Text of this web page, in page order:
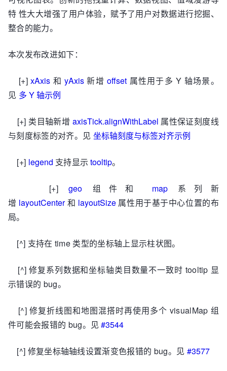
特 性大大增强了用户体验，赋予了用户对数据进行挖掘、
整合的能力。
本次发布改进如下：
[+]xAxis 和yAxis 新增offset 属性用于多 Y 轴场景。
见 多 Y 轴示例
[+] 类目轴新增 axisTick.alignWithLabel 属性保证刻度线
与刻度标签的对齐。见 坐标轴刻度与标签对齐示例
[+] legend 支持显示tooltip。
[+]geo 组件和 map系列新
增 layoutCenter和 layoutSize属性用于基于中心位置的布
局。
[^] 支持在 time 类型的坐标轴上显示柱状图。
[^] 修复系列数据和坐标轴类目数量不一致时 tooltip 显
示错误的 bug。
[^] 修复折线图和地图混搭时再使用多个 visualMap 组
件可能会报错的 bug。见#3544
[^] 修复坐标轴轴线设置渐变色报错的 bug。见 #3577